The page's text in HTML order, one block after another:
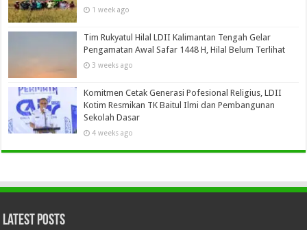
1 week ago
Tim Rukyatul Hilal LDII Kalimantan Tengah Gelar
Pengamatan Awal Safar 1448 H, Hilal Belum Terlihat
3 weeks ago
Komitmen Cetak Generasi Pofesional Religius, LDII
Kotim Resmikan TK Baitul Ilmi dan Pembangunan
Sekolah Dasar
4 weeks ago
Latest Posts